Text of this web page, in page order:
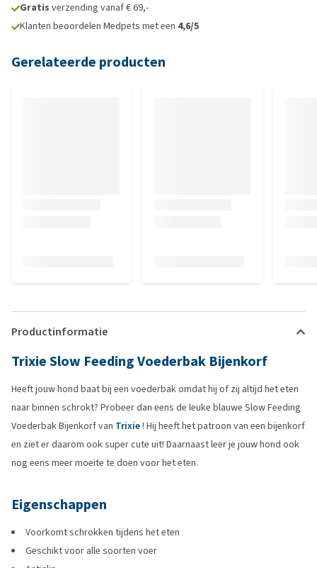
Gratis verzending vanaf € 69,-
Klanten beoordelen Medpets met een 4,6/5
Gerelateerde producten
Productinformatie
Trixie Slow Feeding Voederbak Bijenkorf
Heeft jouw hond baat bij een voederbak omdat hij of zij altijd het eten
naar binnen schrokt? Probeer dan eens de leuke blauwe Slow Feeding
Voederbak Bijenkorf van Trixie! Hij heeft het patroon van een bijenkorf
en ziet er daarom ook super cute uit! Daarnaast leer je jouw hond ook
nog eens meer moeite te doen voor het eten.
Eigenschappen
Voorkomt schrokken tijdens het eten
Geschikt voor alle soorten voer